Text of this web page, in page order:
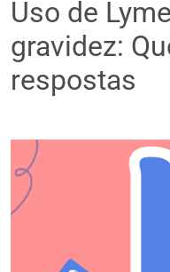
Uso de
gravidez:
respostas